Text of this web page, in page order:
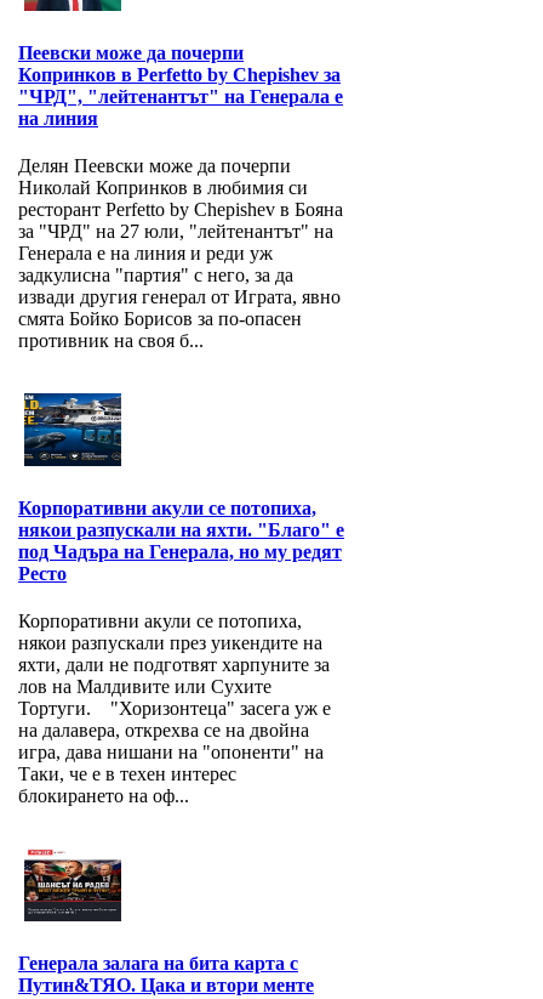
Пеевски може да почерпи
Копринков в Perfetto by Chepishev за
"ЧРД", "лейтенантът" на Генерала е
на линия
Делян Пеевски може да почерпи
Николай Копринков в любимия си
ресторант Perfetto by Chepishev в Бояна
за "ЧРД" на 27 юли, "лейтенантът" на
Генерала е на линия и реди уж
задкулисна "партия" с него, за да
извади другия генерал от Играта, явно
смята Бойко Борисов за по-опасен
противник на своя б...
Корпоративни акули се потопиха,
някои разпускали на яхти. "Благо" е
под Чадъра на Генерала, но му редят
Ресто
Корпоративни акули се потопиха,
някои разпускали през уикендите на
яхти, дали не подготвят харпуните за
лов на Малдивите или Сухите
Тортуги. "Хоризонтеца" засега уж е
на далавера, открехва се на двойна
игра, дава нишани на "опоненти" на
Таки, че е в техен интерес
блокирането на оф...
Генерала залага на бита карта с
Путин&ТЯО. Цака и втори менте